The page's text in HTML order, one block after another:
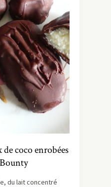
coco enrobées
du lait concentré